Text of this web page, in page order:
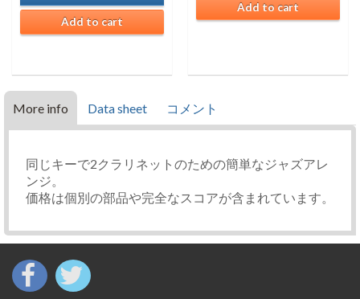
Add to cart
Add to cart
More info Data sheet コメント
同じキーで2クラリネットのための簡単なジャズアレ
ンジ。
価格は個別の部品や完全なスコアが含まれています。